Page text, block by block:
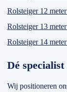
Rolsteiger 12
Rolsteiger 13
Rolsteiger 14
Dé
Wij positioneren